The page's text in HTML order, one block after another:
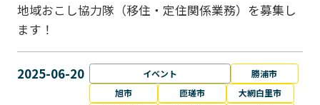
地域おこし協力隊（移住・定住関係業務）を募集し
ます！
2025-06-20 イベント
勝浦市
旭市
匝瑳市
大網白里市